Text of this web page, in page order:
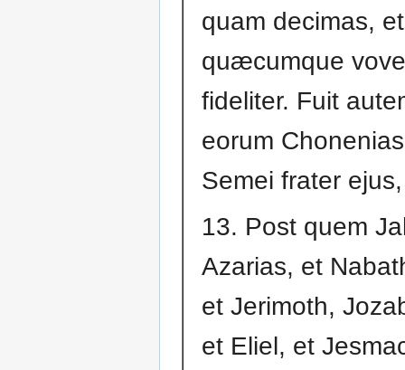
quam decimas, et
quæcumque
fideliter. Fuit
eorum
Semei frater
13. Post quem
Azarias, et
et Jerimoth,
et Eliel, et